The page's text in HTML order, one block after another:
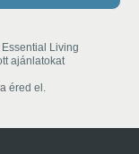
Living
ajánlatokat
éred el.